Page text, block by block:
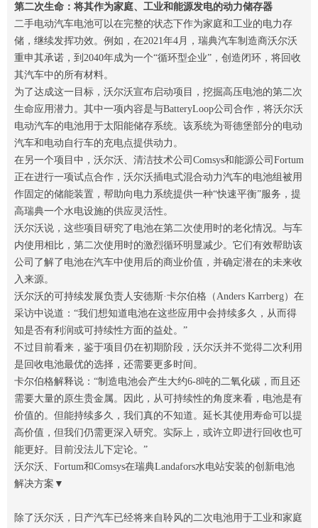
第二次生命：将其作为家庭、工业和能源发电的动力储存器
二手电动汽车电池可以在完整的状态下作为家庭和工业的电力存
储，继续发挥功效。例如，在2021年4月，瑞典汽车制造商沃尔沃
重申其承诺，到2040年成为一个“循环型企业”，创造闭环，将回收
其汽车中的所有材料。
为了达成这一目标，沃尔沃宣布启动项目，挖掘高压电池的第二次
生命应用潜力。其中一项内容是与BatteryLoop公司合作，将沃尔沃
电动汽车的电池用于太阳能储存系统。该系统为哥德堡部分的电动
汽车和电动自行车的充电点提供动力。
在另一个项目中，沃尔沃、清洁技术公司Comsys和能源公司Fortum
正在进行一项试点合作，沃尔沃插电式混合动力汽车的电池组被用
作固定的储能装置，帮助向电力系统提供一种“快速平衡”服务，提
高瑞典一个水电设施的供应灵活性。
沃尔沃说，这些项目研究了电池在第二次使用时的老化情况。与车
内使用相比，第二次使用时的激烈循环明显减少。它们有效帮助该
公司了解了电池在汽车中使用后的商业价值，并确定潜在的未来收
入来源。
沃尔沃的可持续发展负责人安德斯·卡尔伯格（Anders Karrberg）在
采访中说道：“我们想知道电池在这些应用中会持续多久，从而得
知是否有利润或可持续性方面的益处。”
不过目前看来，鉴于项目仍在初期阶段，沃尔沃并不觉得二次利用
是回收电池最优的选择，还需要更多时间。
卡尔伯格解释说：“制造电池会产生大约6-8吨的二氧化碳，而且还
需要大量的原生贵金属。因此，从可持续性的角度来看，电池是有
价值的。但能持续多久，我们真的不知道。延长其使用寿命可以提
高价值，但我们仍需更深入研究。实际上，或许立即进行回收也可
能更好。目前没法儿下定论。”
沃尔沃、Fortum和Comsys在瑞典Landafors水电站安装的创新电池
解决方案▼
除了沃尔沃，日产汽车已经将来自聆风的二次电池用于工业和家庭